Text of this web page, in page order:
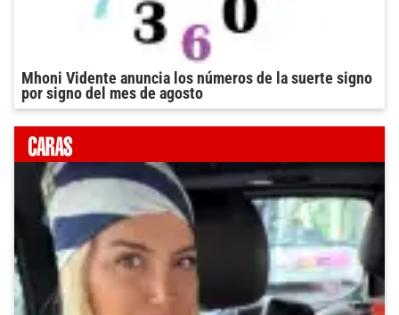
Mhoni Vidente anuncia los números de la suerte signo
por signo del mes de agosto